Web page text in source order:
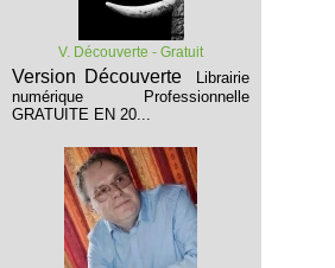
V. Découverte - Gratuit
Version Découverte
Librairie
numérique Professionnelle
GRATUITE EN 20...